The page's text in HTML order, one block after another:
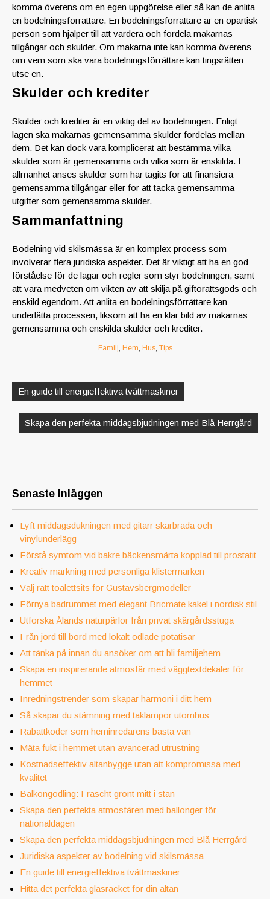
komma överens om en egen uppgörelse eller så kan de anlita
en bodelningsförrättare. En bodelningsförrättare är en opartisk
person som hjälper till att värdera och fördela makarnas
tillgångar och skulder. Om makarna inte kan komma överens
om vem som ska vara bodelningsförrättare kan tingsrätten
utse en.
Skulder och krediter
Skulder och krediter är en viktig del av bodelningen. Enligt
lagen ska makarnas gemensamma skulder fördelas mellan
dem. Det kan dock vara komplicerat att bestämma vilka
skulder som är gemensamma och vilka som är enskilda. I
allmänhet anses skulder som har tagits för att finansiera
gemensamma tillgångar eller för att täcka gemensamma
utgifter som gemensamma skulder.
Sammanfattning
Bodelning vid skilsmässa är en komplex process som
involverar flera juridiska aspekter. Det är viktigt att ha en god
förståelse för de lagar och regler som styr bodelningen, samt
att vara medveten om vikten av att skilja på giftorättsgods och
enskild egendom. Att anlita en bodelningsförrättare kan
underlätta processen, liksom att ha en klar bild av makarnas
gemensamma och enskilda skulder och krediter.
Familj, Hem, Hus, Tips
En guide till energieffektiva tvättmaskiner
Skapa den perfekta middagsbjudningen med Blå Herrgård
Senaste Inläggen
Lyft middagsdukningen med gitarr skärbräda och
vinylunderlägg
Förstå symtom vid bakre bäckensmärta kopplad till prostatit
Kreativ märkning med personliga klistermärken
Välj rätt toalettsits för Gustavsbergmodeller
Förnya badrummet med elegant Bricmate kakel i nordisk stil
Utforska Ålands naturpärlor från privat skärgårdsstuga
Från jord till bord med lokalt odlade potatisar
Att tänka på innan du ansöker om att bli familjehem
Skapa en inspirerande atmosfär med väggtextdekaler för
hemmet
Inredningstrender som skapar harmoni i ditt hem
Så skapar du stämning med taklampor utomhus
Rabattkoder som heminredarens bästa vän
Mäta fukt i hemmet utan avancerad utrustning
Kostnadseffektiv altanbygge utan att kompromissa med
kvalitet
Balkongodling: Fräscht grönt mitt i stan
Skapa den perfekta atmosfären med ballonger för
nationaldagen
Skapa den perfekta middagsbjudningen med Blå Herrgård
Juridiska aspekter av bodelning vid skilsmässa
En guide till energieffektiva tvättmaskiner
Hitta det perfekta glasräcket för din altan